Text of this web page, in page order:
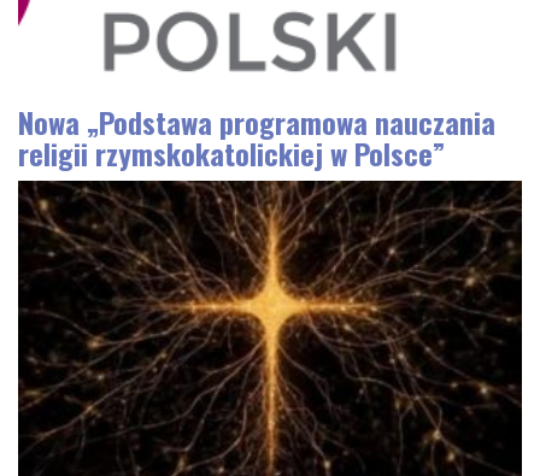
Nowa „Podstawa programowa nauczania
religii rzymskokatolickiej w Polsce”